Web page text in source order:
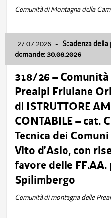
Comunità di Montagna della
27.07.2026 - Scadenza
domande: 30.08.2026
318/26 –
Prealpi Friulane
di ISTRUTTORE
CONTABILE – cat.
Tecnica dei
Vito d’Asio, con
favore delle
Spilimbergo
Comunità di montagna delle